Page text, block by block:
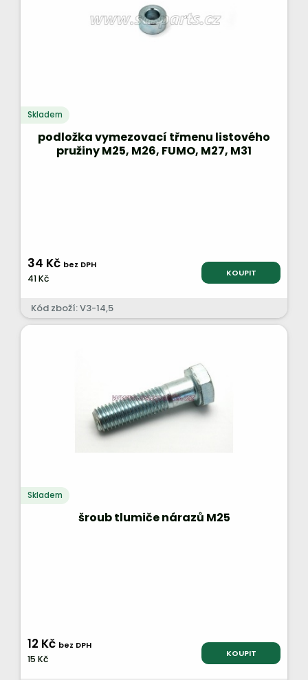
Skladem
podložka vymezovací třmenu listového
pružiny M25, M26, FUMO, M27, M31
34 Kč bez DPH
41 Kč KOUPIT
Kód zboží: V3-14,5
Skladem
šroub tlumiče nárazů M25
12 Kč bez DPH
15 Kč KOUPIT